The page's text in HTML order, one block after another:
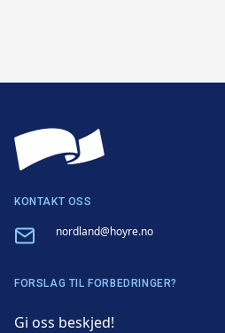
KONTAKT OSS
Email nordland@hoyre.no
FORSLAG TIL FORBEDRINGER?
Gi oss beskjed!